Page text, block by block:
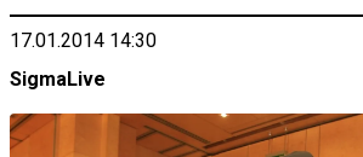
17.01.2014 14:30
SigmaLive